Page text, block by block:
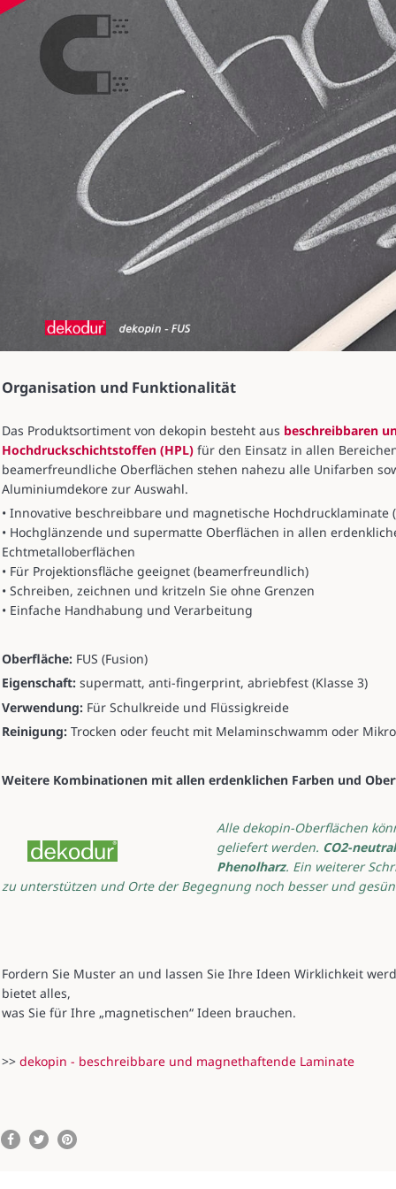
Organisation und Funktionalität
Das Produktsortiment von dekopin besteht aus beschreibbaren
Hochdruckschichtstoffen (HPL) für den Einsatz in allen
beamerfreundliche Oberflächen stehen nahezu alle Unifarben
Aluminiumdekore zur Auswahl.
• Innovative beschreibbare und magnetische Hochdrucklaminate
• Hochglänzende und supermatte Oberflächen in allen
Echtmetalloberflächen
• Für Projektionsfläche geeignet (beamerfreundlich)
• Schreiben, zeichnen und kritzeln Sie ohne Grenzen
• Einfache Handhabung und Verarbeitung
Oberfläche:FUS (Fusion)
Eigenschaft:supermatt, anti-fingerprint, abriebfest (Klasse 3)
Verwendung:Für Schulkreide und Flüssigkreide
Reinigung:Trocken oder feucht mit Melaminschwamm oder
Weitere Kombinationen mit allen erdenklichen Farben und
Alle dekopin-Oberflächen
geliefert werden. CO2-
Phenolharz. Ein weiterer
zu unterstützen und Orte der Begegnung noch besser und
Fordern Sie Muster an und lassen Sie Ihre Ideen Wirklichkeit
bietet alles,
was Sie für Ihre „magnetischen“ Ideen brauchen.
>> dekopin - beschreibbare und magnethaftende Laminate